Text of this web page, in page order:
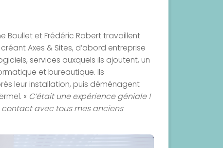
Boullet et Frédéric Robert travaillent
Axes & Sites, d’abord entreprise
services auxquels ils ajoutent, un
et bureautique. Ils
leur installation, puis déménagent
« C’était une expérience géniale !
avec tous mes anciens